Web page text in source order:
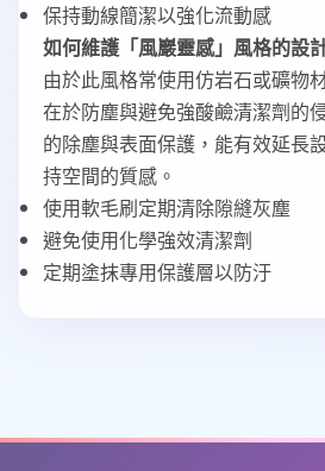
保持動線簡潔以強化流動感
如何維護「風巖靈感」風格的設
由於此風格常使用仿岩石或礦物
在於防塵與避免強酸鹼清潔劑的
的除塵與表面保護，能有效延長
持空間的質感。
使用軟毛刷定期清除隙縫灰塵
避免使用化學強效清潔劑
定期塗抹專用保護層以防汙